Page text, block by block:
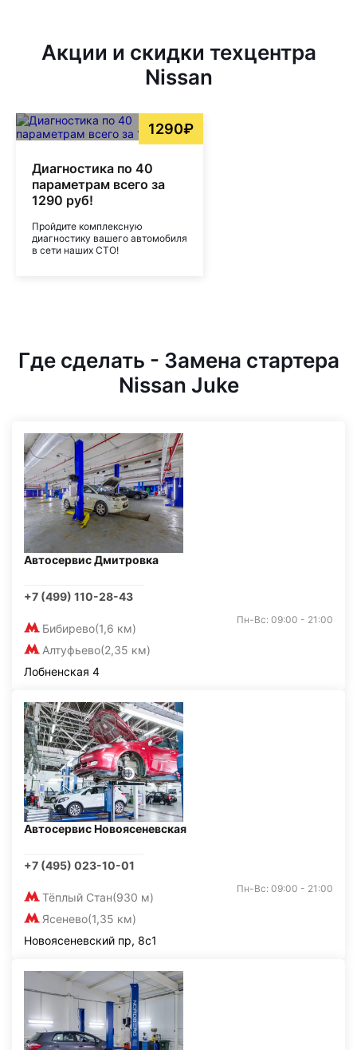
Акции и скидки техцентра
Nissan
1290₽
Диагностика по 40
параметрам всего за
1290 руб!
Пройдите комплексную
диагностику вашего автомобиля
в сети наших СТО!
Где сделать - Замена стартера
Nissan Juke
Автосервис Дмитровка
+7 (499) 110-28-43
Бибирево(1,6 км)
Алтуфьево(2,35 км)
Пн-Вс: 09:00 - 21:00
Лобненская 4
Автосервис Новоясеневская
+7 (495) 023-10-01
Тёплый Стан(930 м)
Ясенево(1,35 км)
Пн-Вс: 09:00 - 21:00
Новоясеневский пр, 8с1